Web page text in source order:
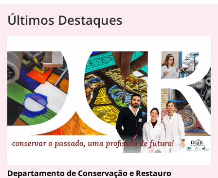
Últimos Destaques
Departamento de Conservação e Restauro